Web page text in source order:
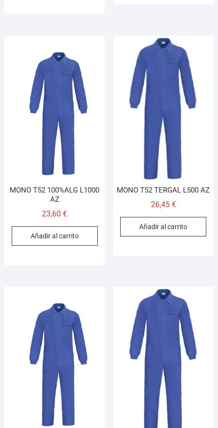
MONO T52 100%ALG L1000
AZ
23,60€
Añadir al carrito
MONO T52 TERGAL L500 AZ
26,45 €
Añadir al carrito